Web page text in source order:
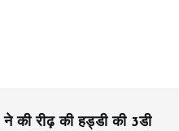
ने की रीढ़ की हड्डी की 3डी